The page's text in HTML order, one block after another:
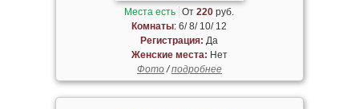
Места есть От220 руб.
Комнаты: 6/ 8/ 10/ 12
Регистрация: Да
Женские места: Нет
Фото/подробнее